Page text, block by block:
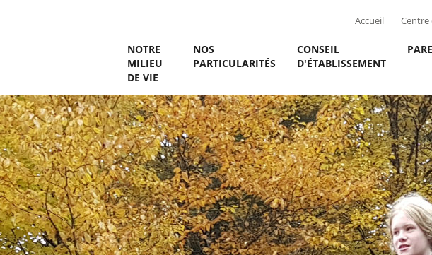
Accueil Centre
NOTRE
MILIEU
DE VIE
NOS
PARTICULARITÉS
CONSEIL
D'ÉTABLISSEMENT